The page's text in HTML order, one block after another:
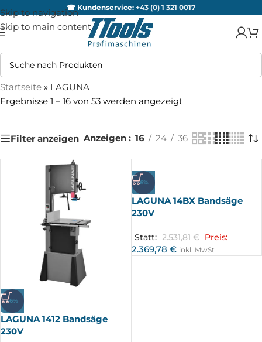
Skip to navigation
Skip to main content
☎ Kundenservice: +43 (0) 1 321 0017
Startseite » LAGUNA
Ergebnisse 1 – 16 von 53 werden angezeigt
Filter anzeigen Anzeigen 16 24 36
-6%
LAGUNA 1412 Bandsäge
230V
-6%
LAGUNA 14BX Bandsäge
230V
Statt: 2.531,81€ Preis:
2.369,78 € inkl. MwSt